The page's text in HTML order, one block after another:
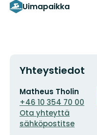
Uimapaikka
Yhteystiedot
Sähköpostiosoite
Matheus Tholin
+46 10 354 70 00
Ota yhteyttä
sähköpostitse